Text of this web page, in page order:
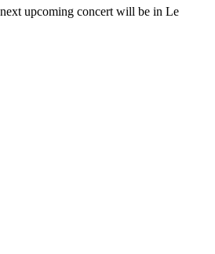
upcoming concert will be in Le